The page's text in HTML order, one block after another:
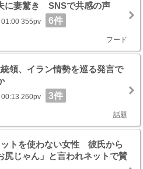
に妻驚き SNSで共感の声
355pv 6件
フード
領、イラン情勢を巡る発言で
260pv 3件
話題
トを使わない女性 彼氏から
尻じゃん」と言われネットで賛